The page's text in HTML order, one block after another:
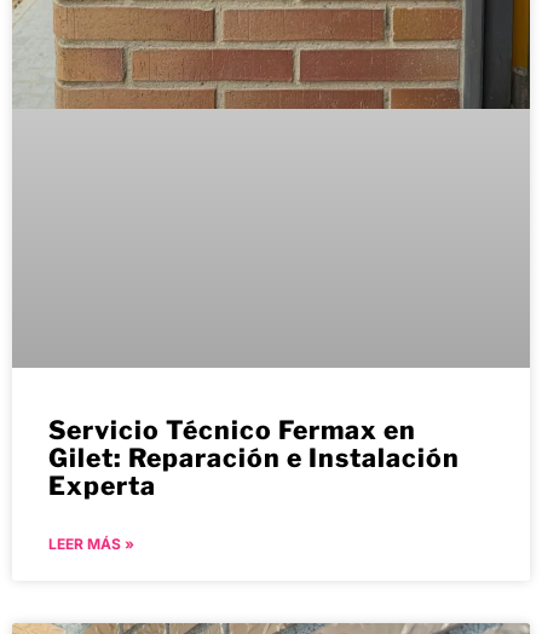
Servicio Técnico Fermax en
Gilet: Reparación e Instalación
Experta
LEER MÁS »